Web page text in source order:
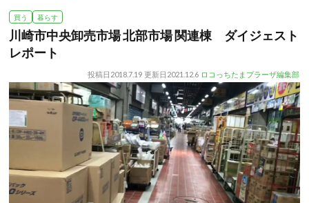
買う 暮らす
川崎市中央卸売市場 北部市場 関連棟 ダイジェスト
レポート
投稿日 2018.7.19 更新日 2021.12.6 ロコっちたまプラーザ編集部